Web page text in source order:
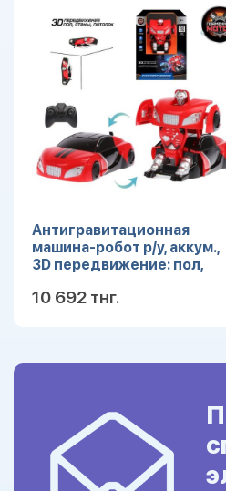
Антигравитационная
машина-робот р/у, аккум.,
3D передвижение: пол,
10 692 тнг.